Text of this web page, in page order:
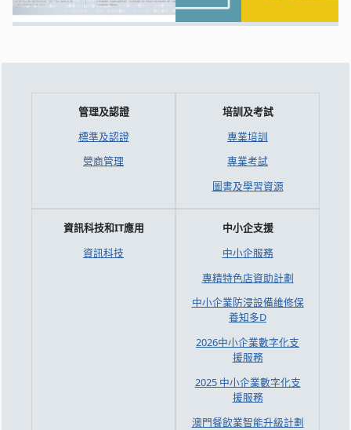
管理及認證
標準及認證
營商管理
培訓及考試
專業培訓
專業考試
圖書及學習資源
資訊科技和IT應用
資訊科技
中小企支援
中小企服務
專精特色店資助計劃
中小企業防浸設備維修保
養知多D
2026中小企業數字化支
援服務
2025 中小企業數字化支
援服務
澳門餐飲業智能升級計劃